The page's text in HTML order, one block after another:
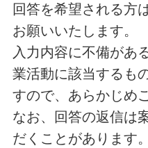
回答を希望される方
お願いいたします。
入力内容に不備があ
業活動に該当するも
すので、あらかじめ
なお、回答の返信は
だくことがあります。